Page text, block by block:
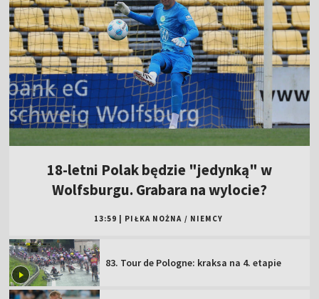
18-letni Polak będzie "jedynką" w
Wolfsburgu. Grabara na wylocie?
13:59 PIŁKA NOŻNA / NIEMCY
83. Tour de Pologne: kraksa na 4. etapie